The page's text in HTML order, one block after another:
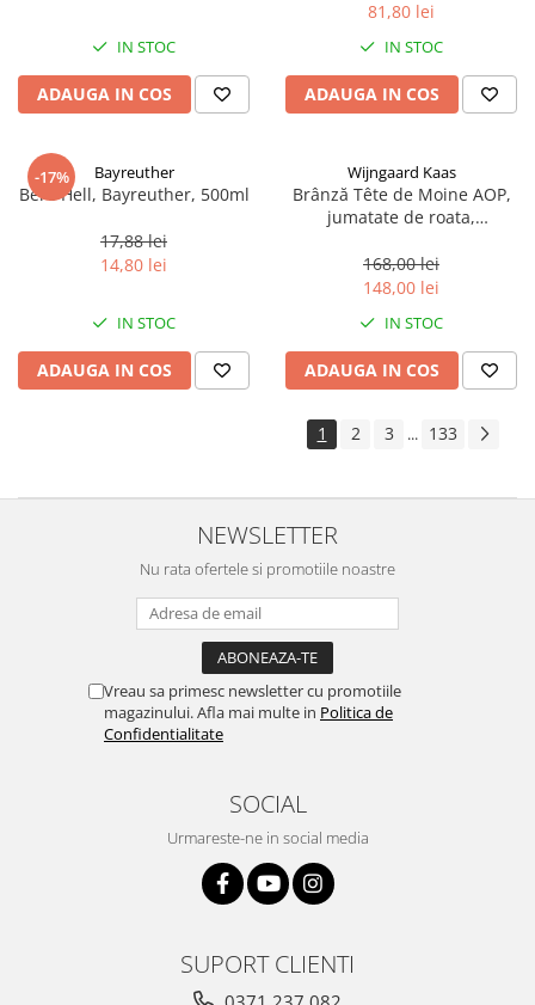
IN STOC
ADAUGA IN COS
81,80 lei
IN STOC
ADAUGA IN COS
-17% Bayreuther
Bere Hell, Bayreuther, 500ml
17,88 lei
14,80 lei
IN STOC
ADAUGA IN COS
Wijngaard Kaas
Brânză Tête de Moine AOP,
jumatate de roata,
168,00 lei
148,00 lei
IN STOC
ADAUGA IN COS
1 2 3 ... 133
NEWSLETTER
Nu rata ofertele si promotiile noastre
Vreau sa primesc newsletter cu promotiile
magazinului. Afla mai multe in Politica de
Confidentialitate
SOCIAL
Urmareste-ne in social media
SUPORT CLIENTI